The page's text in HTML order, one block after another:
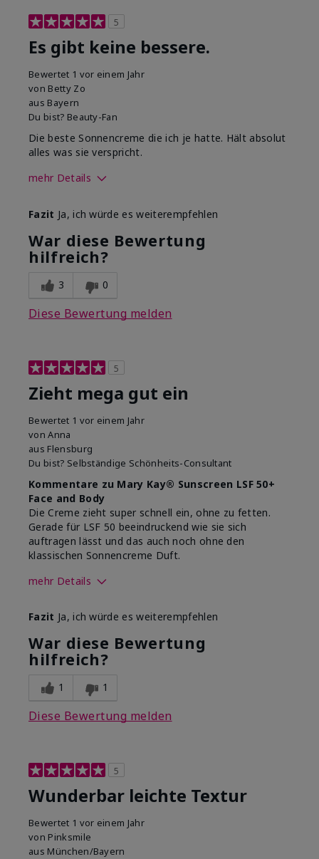
5
Es gibt keine bessere.
Bewertet 1 vor einem Jahr
von Betty Zo
aus Bayern
Du bist? Beauty-Fan
Die beste Sonnencreme die ich je hatte. Hält absolut
alles was sie verspricht.
mehr Details
Anwendungserfahrung
insgesamt?
Lässt sich gleichmäßig
Fazit Ja, ich würde es weiterempfehlen
War diese Bewertung
hilfreich?
3 0
Diese Bewertung melden
5
Zieht mega gut ein
Bewertet 1 vor einem Jahr
von Anna
aus Flensburg
Du bist? Selbständige Schönheits-Consultant
Kommentare zu Mary Kay® Sunscreen LSF 50+
Face and Body
Die Creme zieht super schnell ein, ohne zu fetten.
Gerade für LSF 50 beeindruckend wie sie sich
auftragen lässt und das auch noch ohne den
klassischen Sonnencreme Duft.
mehr Details
Anwendungserfahrung
mit dem Produkt
insgesamt?
Lässt sich gleichmäßig
Fazit Ja, ich würde es weiterempfehlen
War diese Bewertung
hilfreich?
1 1
Diese Bewertung melden
5
Wunderbar leichte Textur
Bewertet 1 vor einem Jahr
von Pinksmile
aus München/Bayern